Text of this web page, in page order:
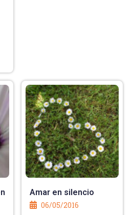
Amar en silencio
06/05/2016